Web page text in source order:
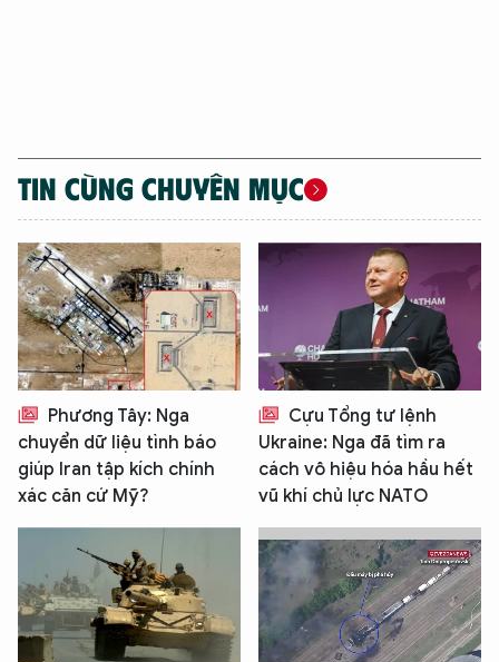
TIN CÙNG CHUYÊN MỤC
Phương Tây: Nga
chuyển dữ liệu tình báo
giúp Iran tập kích chính
xác căn cứ Mỹ?
Cựu Tổng tư lệnh
Ukraine: Nga đã tìm ra
cách vô hiệu hóa hầu hết
vũ khí chủ lực NATO